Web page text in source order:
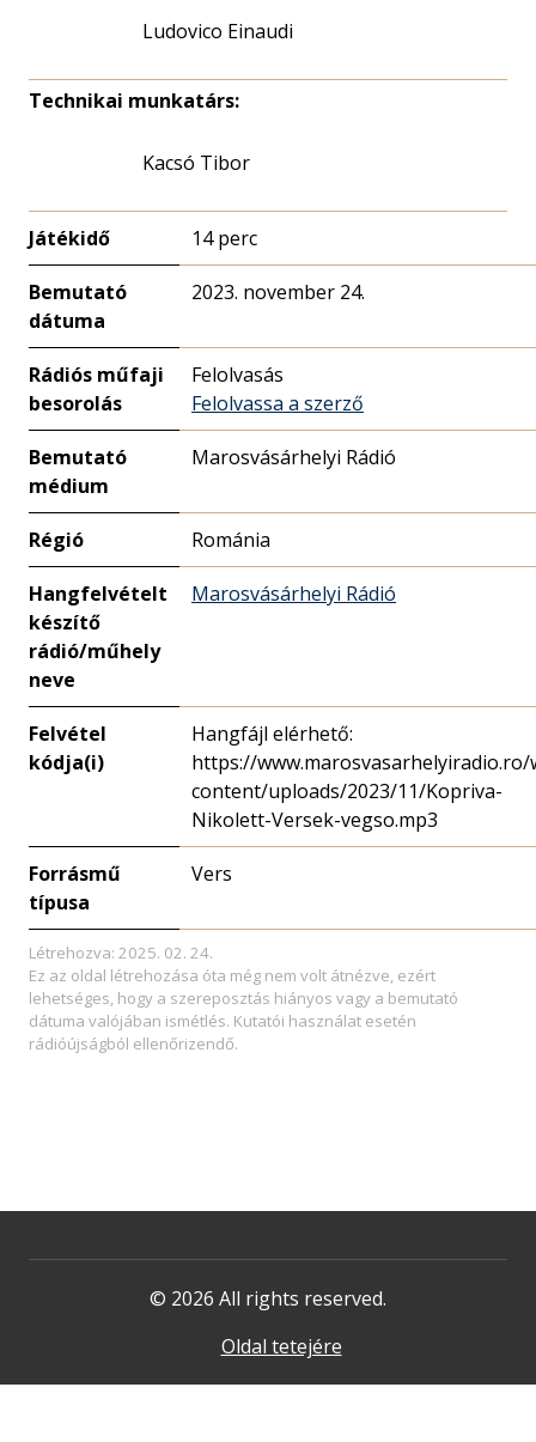
Ludovico Einaudi
Technikai munkatárs:
Kacsó Tibor
Játékidő 14 perc
Bemutató
dátuma
2023. november 24.
Rádiós műfaji
besorolás
Felolvasás
Felolvassa a szerző
Bemutató
médium
Marosvásárhelyi Rádió
Régió Románia
Hangfelvételt
készítő
rádió/műhely
neve
Marosvásárhelyi Rádió
Felvétel
kódja(i)
Hangfájl elérhető:
https://www.marosvasarhelyiradio.ro/
content/uploads/2023/11/Kopriva-
Nikolett-Versek-vegso.mp3
Forrásmű
típusa
Vers
Létrehozva: 2025. 02. 24.
Ez az oldal létrehozása óta még nem volt átnézve, ezért
lehetséges, hogy a szereposztás hiányos vagy a bemutató
dátuma valójában ismétlés. Kutatói használat esetén
rádióújságból ellenőrizendő.
© 2026 All rights reserved.
Oldal tetejére